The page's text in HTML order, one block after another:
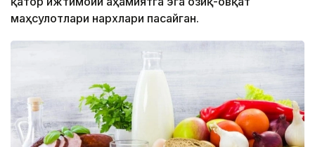
маҳсулотлари нархлари пасайган.